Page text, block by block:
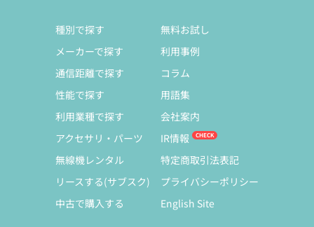
種別で探す
メーカーで探す
通信距離で探す
性能で探す
利用業種で探す
アクセサリ・パーツ
無線機レンタル
リースする(サブスク)
中古で購入する
無料お試し
利用事例
コラム
用語集
会社案内
IR情報
特定商取引法表記
プライバシーポリシー
English Site